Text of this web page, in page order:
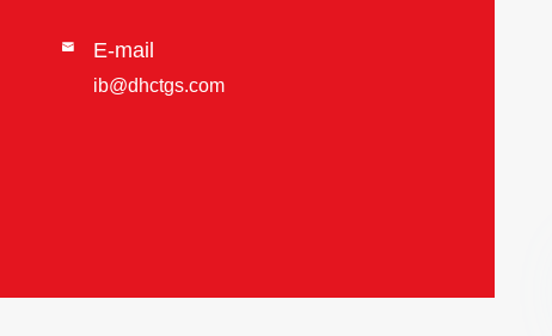
 E-mail
ib@dhctgs.com